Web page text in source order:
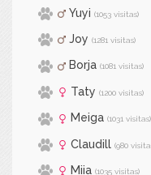
Yuyi (1053 visitas)
Joy (1281 visitas)
Borja (1081 visitas)
Taty (1200 visitas)
Meiga (1031 visitas)
Claudill (980
Miia (1035 visitas)